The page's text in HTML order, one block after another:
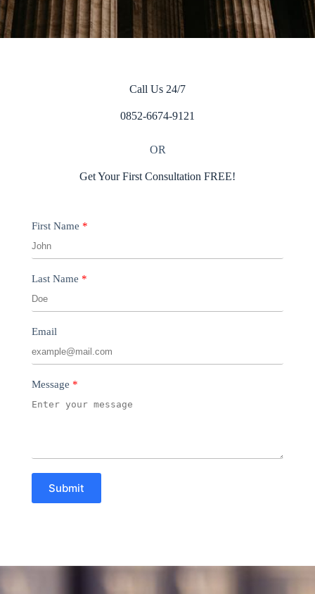
Call Us 24/7
0852-6674-9121
OR
Get Your First Consultation FREE!
First Name
Last Name
Email
Message
Submit